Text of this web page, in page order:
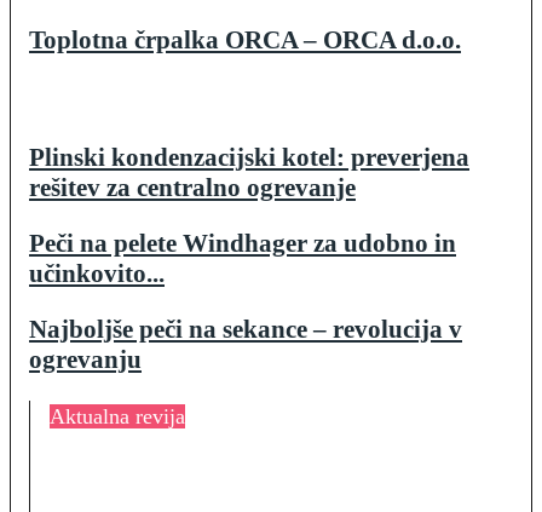
Toplotna črpalka ORCA – ORCA d.o.o.
Plinski kondenzacijski kotel: preverjena
rešitev za centralno ogrevanje
Peči na pelete Windhager za udobno in
učinkovito...
Najboljše peči na sekance – revolucija v
ogrevanju
Aktualna revija